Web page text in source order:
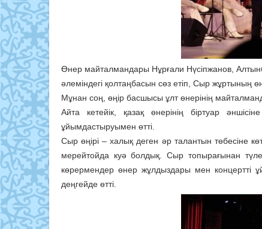
Өнер майталмандары Нұрғали Нүсіпжанов,
әлеміндегі қолтаңбасын сөз етіп, Сыр жұртының
Мұнан соң, өңір басшысы ұлт өнерінің
Айта кетейік, қазақ өнерінің біртуар
ұйымдастыруымен өтті.
Сыр өңірі – халық деген әр талантын төбесіне
мерейтойда куә болдық. Сыр топырағынан
көрермендер өнер жұлдыздары мен концертті
деңгейде өтті.